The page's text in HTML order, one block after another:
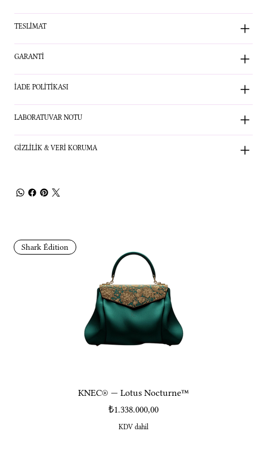
TESLİMAT
GARANTİ
İADE POLİTİKASI
LABORATUVAR NOTU
GİZLİLİK & VERİ KORUMA
Shark Édition
KNEC® — Lotus Nocturne™
Fiyat
₺1.338.000,00
KDV dahil